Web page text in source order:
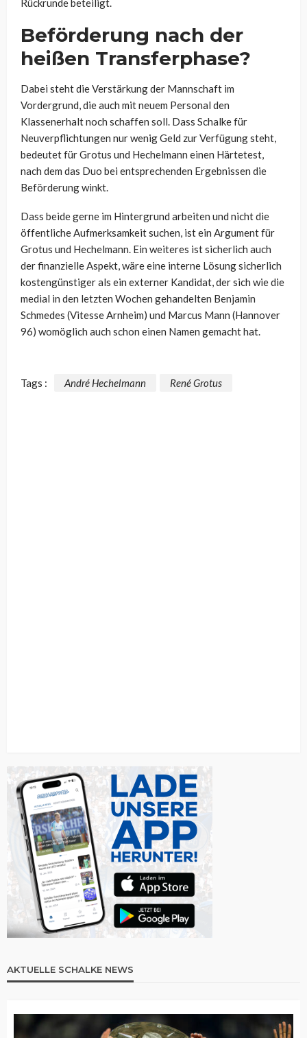
Rückrunde beteiligt.
Beförderung nach der
heißen Transferphase?
Dabei steht die Verstärkung der Mannschaft im
Vordergrund, die auch mit neuem Personal den
Klassenerhalt noch schaffen soll. Dass Schalke für
Neuverpflichtungen nur wenig Geld zur Verfügung steht,
bedeutet für Grotus und Hechelmann einen Härtetest,
nach dem das Duo bei entsprechenden Ergebnissen die
Beförderung winkt.
Dass beide gerne im Hintergrund arbeiten und nicht die
öffentliche Aufmerksamkeit suchen, ist ein Argument für
Grotus und Hechelmann. Ein weiteres ist sicherlich auch
der finanzielle Aspekt, wäre eine interne Lösung sicherlich
kostengünstiger als ein externer Kandidat, der sich wie die
medial in den letzten Wochen gehandelten Benjamin
Schmedes (Vitesse Arnheim) und Marcus Mann (Hannover
96) womöglich auch schon einen Namen gemacht hat.
Tags : André Hechelmann René Grotus
AKTUELLE SCHALKE NEWS